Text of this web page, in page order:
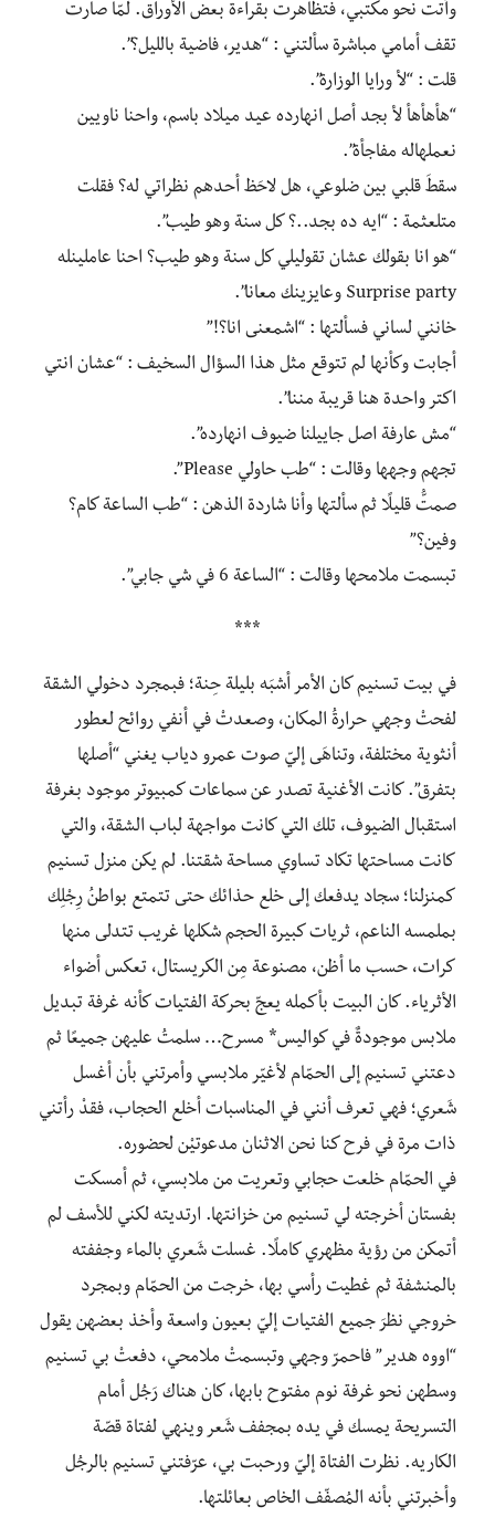
وأتت نحو مكتبي، فتظاهرت بقراءة بعض الأوراق. لمّا صارت
تقف أمامي مباشرة سألتني : “هدير، فاضية بالليل؟”.
قلت : “لأ ورايا الوزارة”.
“هأهأهأ لأ بجد أصل انهارده عيد ميلاد باسم، واحنا ناويين
نعملهاله مفاجأة”.
سقطَ قلبي بين ضلوعي، هل لاحَظ أحدهم نظراتي له؟ فقلت
متلعثمة : “ايه ده بجد..؟ كل سنة وهو طيب”.
“هو انا بقولك عشان تقوليلي كل سنة وهو طيب؟ احنا عاملينله
Surprise party وعايزينك معانا”.
خانني لساني فسألتها : “اشمعنى انا؟!”
أجابت وكأنها لم تتوقع مثل هذا السؤال السخيف : “عشان انتي
اكتر واحدة هنا قريبة مننا”.
“مش عارفة اصل جاييلنا ضيوف انهارده”.
تجهم وجهها وقالت : “طب حاولي Please”.
صمتُّ قليلًا ثم سألتها وأنا شاردة الذهن : “طب الساعة كام؟
وفين؟”
تبسمت ملامحها وقالت : “الساعة 6 في شي جابي”.
***
في بيت تسنيم كان الأمر أشبَه بليلة حِنة؛ فبمجرد دخولي الشقة
لفحتْ وجهي حرارةُ المكان، وصعدتْ في أنفي روائح لعطور
أنثوية مختلفة، وتناهَى إليّ صوت عمرو دياب يغني “أصلها
بتفرق”. كانت الأغنية تصدر عن سماعات كمبيوتر موجود بغرفة
استقبال الضيوف، تلك التي كانت مواجهة لباب الشقة، والتي
كانت مساحتها تكاد تساوي مساحة شقتنا. لم يكن منزل تسنيم
كمنزلنا؛ سجاد يدفعك إلى خلع حذائك حتى تتمتع بواطنُ رِجْلِك
بملمسه الناعم، ثريات كبيرة الحجم شكلها غريب تتدلى منها
كرات، حسب ما أظن، مصنوعة مِن الكريستال، تعكس أضواء
الأثرياء. كان البيت بأكمله يعجّ بحركة الفتيات كأنه غرفة تبديل
ملابس موجودةٌ في كواليس* مسرح… سلمتُ عليهن جميعًا ثم
دعتني تسنيم إلى الحمّام لأغيّر ملابسي وأمرتني بأن أغسل
شَعري؛ فهي تعرف أنني في المناسبات أخلع الحجاب، فقدْ رأتني
ذات مرة في فرح كنا نحن الاثنان مدعوتيْن لحضوره.
في الحمّام خلعت حجابي وتعريت من ملابسي، ثم أمسكت
بفستان أخرجته لي تسنيم من خزانتها. ارتديته لكني للأسف لم
أتمكن من رؤية مظهري كاملًا. غسلت شَعري بالماء وجففته
بالمنشفة ثم غطيت رأسي بها، خرجت من الحمّام وبمجرد
خروجي نظرَ جميع الفتيات إليّ بعيون واسعة وأخذ بعضهن يقول
“اووه هدير” فاحمرّ وجهي وتبسمتْ ملامحي، دفعتْ بي تسنيم
وسطهن نحو غرفة نوم مفتوح بابها، كان هناك رَجُل أمام
التسريحة يمسك في يده بمجفف شَعر وينهي لفتاة قصّة
الكاريه. نظرت الفتاة إليّ ورحبت بي، عرّفتني تسنيم بالرجُل
وأخبرتني بأنه المُصفّف الخاص بعائلتها.